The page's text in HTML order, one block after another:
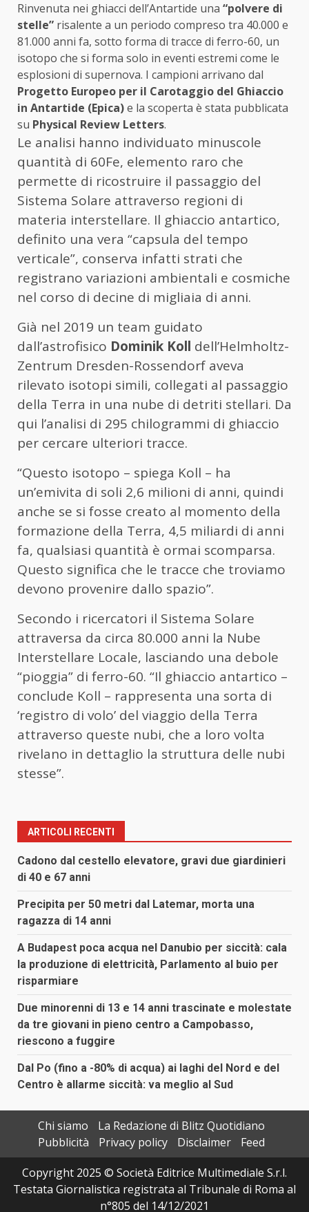
Rinvenuta nei ghiacci dell’Antartide una “polvere di
stelle” risalente a un periodo compreso tra 40.000 e
81.000 anni fa, sotto forma di tracce di ferro-60, un
isotopo che si forma solo in eventi estremi come le
esplosioni di supernova. I campioni arrivano dal
Progetto Europeo per il Carotaggio del Ghiaccio
in Antartide (Epica)e la scoperta è stata pubblicata
su Physical Review Letters.
Le analisi hanno individuato minuscole
quantità di 60Fe, elemento raro che
permette di ricostruire il passaggio del
Sistema Solare attraverso regioni di
materia interstellare. Il ghiaccio antartico,
definito una vera “capsula del tempo
verticale”, conserva infatti strati che
registrano variazioni ambientali e cosmiche
nel corso di decine di migliaia di anni.
Già nel 2019 un team guidato
dall’astrofisico Dominik Koll dell’Helmholtz-
Zentrum Dresden-Rossendorf aveva
rilevato isotopi simili, collegati al passaggio
della Terra in una nube di detriti stellari. Da
qui l’analisi di 295 chilogrammi di ghiaccio
per cercare ulteriori tracce.
“Questo isotopo – spiega Koll – ha
un’emivita di soli 2,6 milioni di anni, quindi
anche se si fosse creato al momento della
formazione della Terra, 4,5 miliardi di anni
fa, qualsiasi quantità è ormai scomparsa.
Questo significa che le tracce che troviamo
devono provenire dallo spazio”.
Secondo i ricercatori il Sistema Solare
attraversa da circa 80.000 anni la Nube
Interstellare Locale, lasciando una debole
“pioggia” di ferro-60. “Il ghiaccio antartico –
conclude Koll – rappresenta una sorta di
‘registro di volo’ del viaggio della Terra
attraverso queste nubi, che a loro volta
rivelano in dettaglio la struttura delle nubi
stesse”.
ARTICOLI RECENTI
Cadono dal cestello elevatore, gravi due giardinieri
di 40 e 67 anni
Precipita per 50 metri dal Latemar, morta una
ragazza di 14 anni
A Budapest poca acqua nel Danubio per siccità: cala
la produzione di elettricità, Parlamento al buio per
risparmiare
Due minorenni di 13 e 14 anni trascinate e molestate
da tre giovani in pieno centro a Campobasso,
riescono a fuggire
Dal Po (fino a -80% di acqua) ai laghi del Nord e del
Centro è allarme siccità: va meglio al Sud
Chi siamo
La Redazione di Blitz Quotidiano
Pubblicità
Privacy policy Disclaimer
Feed
Copyright 2025 © Società Editrice Multimediale S.r.l.
Testata Giornalistica registrata al Tribunale di Roma al
n°805 del 14/12/2021